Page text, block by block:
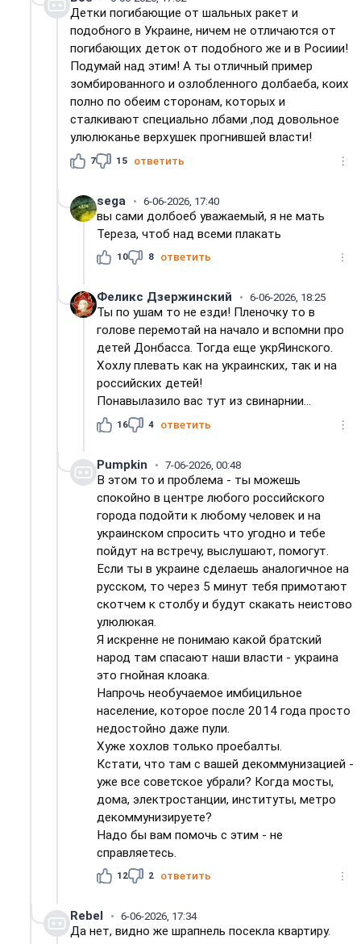
Детки погибающие от шальных ракет и
подобного в Украине, ничем не отличаются от
погибающих деток от подобного же и в Росиии!
Подумай над этим! А ты отличный пример
зомбированного и озлобленного долбаеба, коих
полно по обеим сторонам, которых и
сталкивают специально лбами ,под довольное
улюлюканье верхушек прогнившей власти!
7 15 ответить
sega 6-06-2026, 17:40
вы сами долбоеб уважаемый, я не мать
Тереза, чтоб над всеми плакать
10 8 ответить
Феликс Дзержинский 6-06-2026, 18:25
Ты по ушам то не езди! Пленочку то в
голове перемотай на начало и вспомни про
детей Донбасса. Тогда еще укрЯинского.
Хохлу плевать как на украинских, так и на
российских детей!
Понавылазило вас тут из свинарнии...
16 4 ответить
Pumpkin 7-06-2026, 00:48
В этом то и проблема - ты можешь
спокойно в центре любого российского
города подойти к любому человек и на
украинском спросить что угодно и тебе
пойдут на встречу, выслушают, помогут.
Если ты в украине сделаешь аналогичное на
русском, то через 5 минут тебя примотают
скотчем к столбу и будут скакать неистово
улюлюкая.
Я искренне не понимаю какой братский
народ там спасают наши власти - украина
это гнойная клоака.
Напрочь необучаемое имбицильное
население, которое после 2014 года просто
недостойно даже пули.
Хуже хохлов только проебалты.
Кстати, что там с вашей декоммунизацией -
уже все советское убрали? Когда мосты,
дома, электростанции, институты, метро
декоммунизируете?
Надо бы вам помочь с этим - не
справляетесь.
12 2 ответить
Rebel 6-06-2026, 17:34
Да нет, видно же шрапнель посекла квартиру.